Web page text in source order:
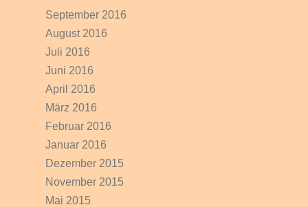
September 2016
August 2016
Juli 2016
Juni 2016
April 2016
März 2016
Februar 2016
Januar 2016
Dezember 2015
November 2015
Mai 2015